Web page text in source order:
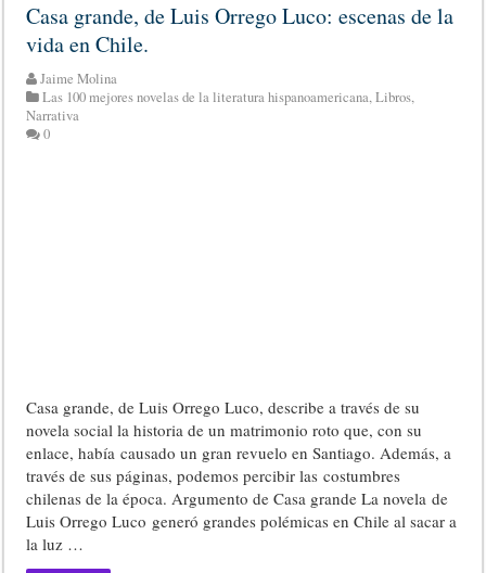
Casa grande, de Luis Orrego Luco: escenas de la
vida en Chile.
Jaime Molina
Las 100 mejores novelas de la literatura hispanoamericana,Libros,
Narrativa
0
Casa grande, de Luis Orrego Luco, describe a través de su
novela social la historia de un matrimonio roto que, con su
enlace, había causado un gran revuelo en Santiago. Además, a
través de sus páginas, podemos percibir las costumbres
chilenas de la época. Argumento de Casa grande La novela de
Luis Orrego Luco generó grandes polémicas en Chile al sacar a
la luz …